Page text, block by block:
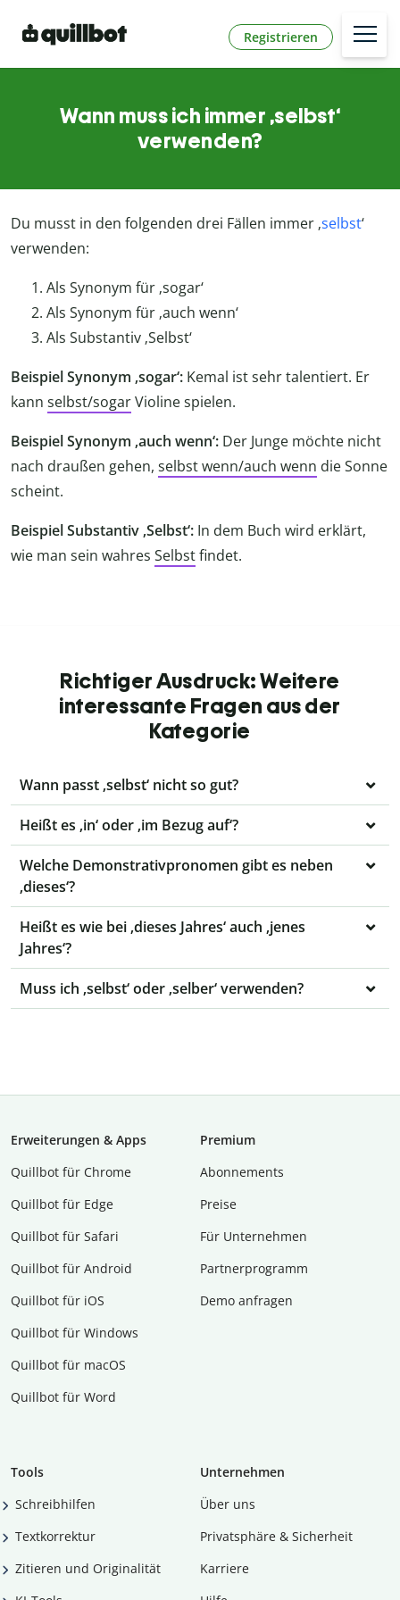
Registrieren
Wann muss ich immer ‚selbst‘
verwenden?
Du musst in den folgenden drei Fällen immer ‚selbst‘
verwenden:
Als Synonym für ‚sogar‘
Als Synonym für ‚auch wenn‘
Als Substantiv ‚Selbst‘
Beispiel Synonym ‚sogar‘: Kemal ist sehr talentiert. Er
kann selbst/sogarVioline spielen.
Beispiel Synonym ‚auch wenn‘: Der Junge möchte nicht
nach draußen gehen, selbst wenn/auch wenn die Sonne
scheint.
Beispiel Substantiv ‚Selbst‘: In dem Buch wird erklärt,
wie man sein wahres Selbstfindet.
Richtiger Ausdruck: Weitere
interessante Fragen aus der
Kategorie
Wann passt ‚selbst‘ nicht so gut?
Heißt es ‚in‘ oder ‚im Bezug auf‘?
Welche Demonstrativpronomen gibt es neben
‚dieses‘?
Heißt es wie bei ‚dieses Jahres‘ auch ‚jenes
Jahres‘?
Muss ich ‚selbst‘ oder ‚selber‘ verwenden?
Erweiterungen & Apps
Quillbot für Chrome
Quillbot für Edge
Quillbot für Safari
Quillbot für Android
Quillbot für iOS
Quillbot für Windows
Quillbot für macOS
Quillbot für Word
Premium
Abon­ne­ments
Preise
Für Unternehmen
Partnerprogramm
Demo anfragen
Tools
Schreibhilfen
Textkorrektur
Zitieren und Originalität
Unternehmen
Über uns
Privatsphäre & Sicherheit
Karriere